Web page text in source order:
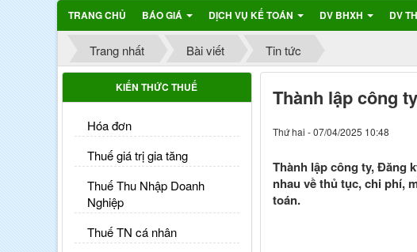
TRANG CHỦ BÁO GIÁ DỊCH VỤ KẾ TOÁN DV BHXH DV
Trang nhất Bài viết Tin tức
Thành lập công
Thứ hai - 07/04/2025 10:48
Thành lập công ty, Đăng
nhau về thủ tục, chi phí,
toán.
KIẾN THỨC THUẾ
Hóa đơn
Thuế giá trị gia tăng
Thuế Thu Nhập Doanh
Nghiệp
Thuế TN cá nhân